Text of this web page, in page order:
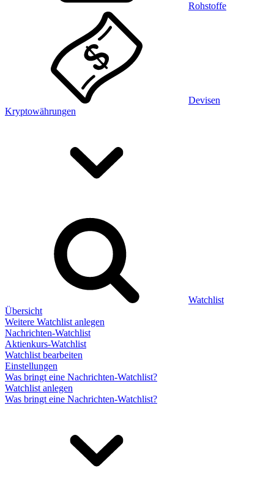
Rohstoffe
Devisen
Kryptowährungen
Watchlist
Übersicht
Weitere Watchlist anlegen
Nachrichten-Watchlist
Aktienkurs-Watchlist
Watchlist bearbeiten
Einstellungen
Was bringt eine Nachrichten-Watchlist?
Watchlist anlegen
Was bringt eine Nachrichten-Watchlist?